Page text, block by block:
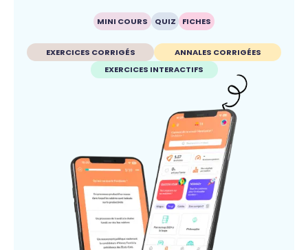
MINI COURS QUIZ FICHES
EXERCICES CORRIGÉS
ANNALES CORRIGÉES
EXERCICES INTERACTIFS